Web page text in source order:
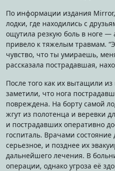
По информации издания
лодки, где находились с
ощутила резкую боль в ноге —
привело к тяжелым травмам.
чувство, что ты умираешь,
рассказала пострадавшая,
После того как их вытащили
заметили, что нога
повреждена. На борту самой
жгут из полотенца и веревки
и пострадавших оперативно
госпиталь. Врачами
серьезное, и позднее их
дальнейшего лечения. В
операции, однако угроза её